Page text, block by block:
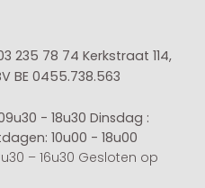
235 78 74 Kerkstraat 114,
BE 0455.738.563
- 18u30 Dinsdag :
10u00 - 18u00
– 16u30 Gesloten op